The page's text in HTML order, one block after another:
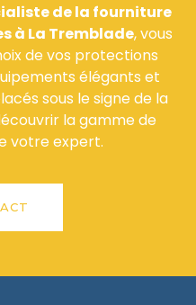
de la fourniture
à La Tremblade, vous
de vos protections
élégants et
sous le signe de la
la gamme de
votre expert.